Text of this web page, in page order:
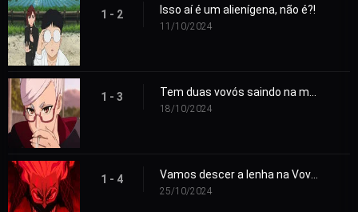
1 - 2 Isso aí é um alienígena, não é?!
11/10/2024
1 - 3
18/10/2024
1 - 4
25/10/2024